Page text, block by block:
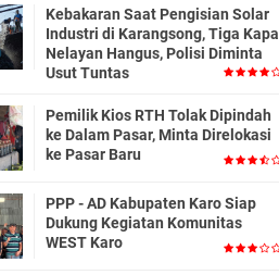
Kebakaran Saat Pengisian Solar
Industri di Karangsong, Tiga Kapal
Nelayan Hangus, Polisi Diminta
Usut Tuntas
Pemilik Kios RTH Tolak Dipindah
ke Dalam Pasar, Minta Direlokasi
ke Pasar Baru
PPP - AD Kabupaten Karo Siap
Dukung Kegiatan Komunitas
WEST Karo